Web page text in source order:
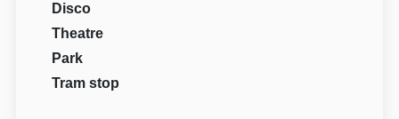
Disco
Theatre
Park
Tram stop